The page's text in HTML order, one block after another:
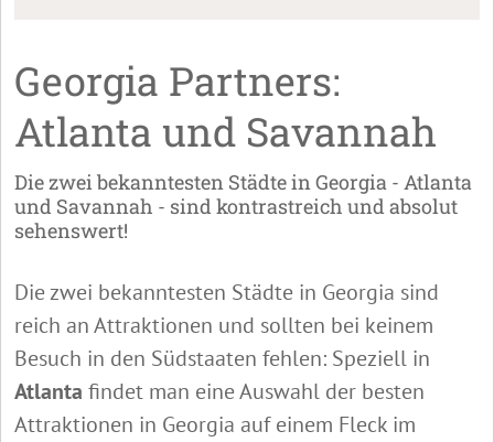
Georgia Partners:
Atlanta und Savannah
Die zwei bekanntesten Städte in Georgia - Atlanta
und Savannah - sind kontrastreich und absolut
sehenswert!
Die zwei bekanntesten Städte in Georgia sind
reich an Attraktionen und sollten bei keinem
Besuch in den Südstaaten fehlen: Speziell in
Atlanta findet man eine Auswahl der besten
Attraktionen in Georgia auf einem Fleck im